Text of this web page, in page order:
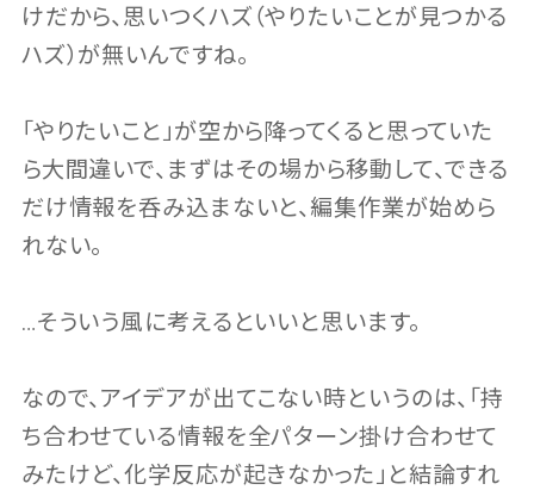
けだから、思いつくハズ（やりたいことが見つかる
ハズ）が無いんですね。
「やりたいこと」が空から降ってくると思っていた
ら大間違いで、まずはその場から移動して、できる
だけ情報を呑み込まないと、編集作業が始めら
れない。
…そういう風に考えるといいと思います。
なので、アイデアが出てこない時というのは、「持
ち合わせている情報を全パターン掛け合わせて
みたけど、化学反応が起きなかった」と結論すれ